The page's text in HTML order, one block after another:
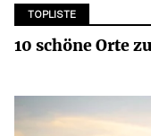
TOPLISTE
10 schöne Orte